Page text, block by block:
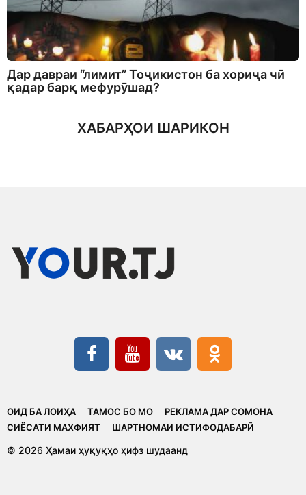
Дар давраи “лимит” Тоҷикистон ба хориҷа чӣ
қадар барқ мефурӯшад?
ХАБАРҲОИ ШАРИКОН
ОИД БА ЛОИҲА ТАМОС БО МО
РЕКЛАМА ДАР СОМОНА
CИЁСАТИ МАХФИЯТ
ШАРТНОМАИ ИСТИФОДАБАРӢ
© 2026 Ҳамаи ҳуқуқҳо ҳифз шудаанд